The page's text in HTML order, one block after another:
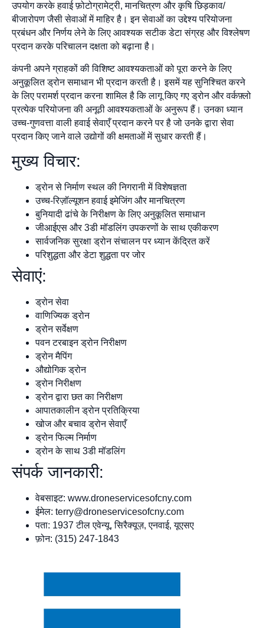
उपयोग करके हवाई फ़ोटोग्रामेट्री, मानचित्रण और कृषि छिड़काव/
बीजारोपण जैसी सेवाओं में माहिर है। इन सेवाओं का उद्देश्य परियोजना
प्रबंधन और निर्णय लेने के लिए आवश्यक सटीक डेटा संग्रह और विश्लेषण
प्रदान करके परिचालन दक्षता को बढ़ाना है।
कंपनी अपने ग्राहकों की विशिष्ट आवश्यकताओं को पूरा करने के लिए
अनुकूलित ड्रोन समाधान भी प्रदान करती है। इसमें यह सुनिश्चित करने
के लिए परामर्श प्रदान करना शामिल है कि लागू किए गए ड्रोन और वर्कफ़्लो
प्रत्येक परियोजना की अनूठी आवश्यकताओं के अनुरूप हैं। उनका ध्यान
उच्च-गुणवत्ता वाली हवाई सेवाएँ प्रदान करने पर है जो उनके द्वारा सेवा
प्रदान किए जाने वाले उद्योगों की क्षमताओं में सुधार करती हैं।
मुख्य विचार:
ड्रोन से निर्माण स्थल की निगरानी में विशेषज्ञता
उच्च-रिज़ॉल्यूशन हवाई इमेजिंग और मानचित्रण
बुनियादी ढांचे के निरीक्षण के लिए अनुकूलित समाधान
जीआईएस और 3डी मॉडलिंग उपकरणों के साथ एकीकरण
सार्वजनिक सुरक्षा ड्रोन संचालन पर ध्यान केंद्रित करें
परिशुद्धता और डेटा शुद्धता पर जोर
सेवाएं:
ड्रोन सेवा
वाणिज्यिक ड्रोन
ड्रोन सर्वेक्षण
पवन टरबाइन ड्रोन निरीक्षण
ड्रोन मैपिंग
औद्योगिक ड्रोन
ड्रोन निरीक्षण
ड्रोन द्वारा छत का निरीक्षण
आपातकालीन ड्रोन प्रतिक्रिया
खोज और बचाव ड्रोन सेवाएँ
ड्रोन फिल्म निर्माण
ड्रोन के साथ 3डी मॉडलिंग
संपर्क जानकारी:
वेबसाइट: www.droneservicesofcny.com
ईमेल: terry@droneservicesofcny.com
पता: 1937 टील एवेन्यू, सिरैक्यूज़, एनवाई, यूएसए
फ़ोन: (315) 247-1843